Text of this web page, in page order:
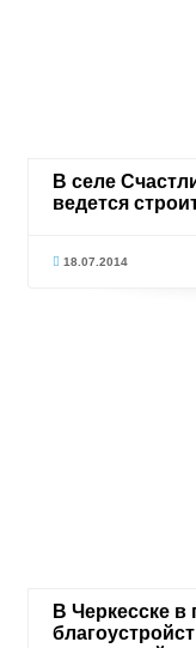
В селе
ведется
18.07.2014
В Черкесске